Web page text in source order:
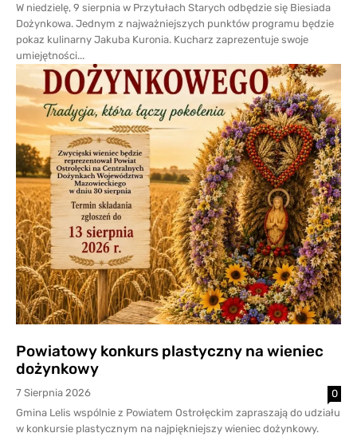
W niedzielę, 9 sierpnia w Przytułach Starych odbędzie się Biesiada
Dożynkowa. Jednym z najważniejszych punktów programu będzie
pokaz kulinarny Jakuba Kuronia. Kucharz zaprezentuje swoje
umiejętności...
Powiatowy konkurs plastyczny na wieniec
dożynkowy
7 Sierpnia 2026
0
Gmina Lelis wspólnie z Powiatem Ostrołęckim zapraszają do udziału
w konkursie plastycznym na najpiękniejszy wieniec dożynkowy.